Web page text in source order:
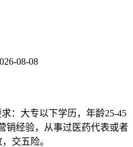
08-08
：大专以下学历，年龄25-45
销经验，从事过医药代表或者
交五险。